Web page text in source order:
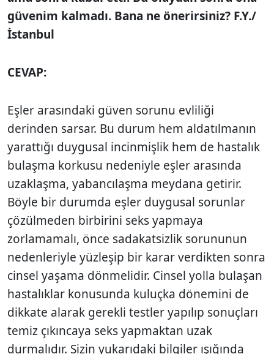
güvenim kalmadı. Bana ne önerirsiniz? F.Y./
İstanbul
CEVAP:
Eşler arasındaki güven sorunu evliliği
derinden sarsar. Bu durum hem aldatıl­manın
yarattığı duygusal incinmişlik hem de hastalık
bulaşma korkusu nedeniyle eşler arasında
uzaklaşma, yabancılaşma meydana getirir.
Böyle bir durumda eşler duygusal sorunlar
çözülmeden birbirini seks yapmaya
zorlamamalı, önce sada­katsizlik sorununun
nedenleriyle yüzleşip bir karar verdikten sonra
cinsel yaşama dönmelidir. Cinsel yolla bulaşan
hasta­lıklar konusunda kuluçka dönemini de
dikkate alarak gerekli testler yapılıp so­nuçları
temiz çıkıncaya seks yapmaktan uzak
durmalıdır. Sizin yukarıdaki bilgiler ışığında